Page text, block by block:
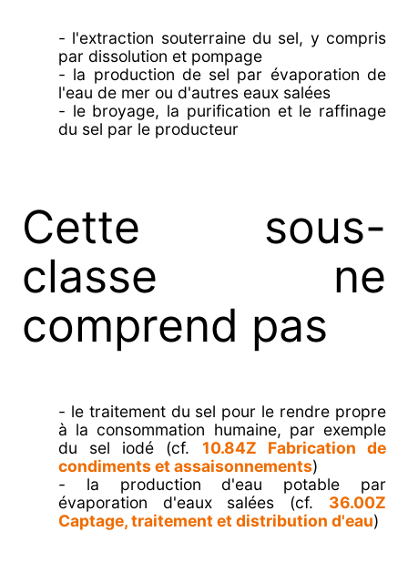
- l'extraction souterraine du sel, y compris
par dissolution et pompage
- la production de sel par évaporation de
l'eau de mer ou d'autres eaux salées
- le broyage, la purification et le raffinage
du sel par le producteur
Cette sous-
classe ne
comprend pas
- le traitement du sel pour le rendre propre
à la consommation humaine, par exemple
du sel iodé (cf. 10.84Z Fabrication de
condiments et assaisonnements)
- la production d'eau potable par
évaporation d'eaux salées (cf. 36.00Z
Captage, traitement et distribution d'eau)